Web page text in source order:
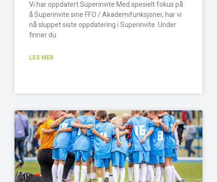
Vi har oppdatert Superinvite Med spesielt fokus på
å Superinvite sine FFO / Akademifunksjoner, har vi
nå sluppet siste oppdatering i Superinvite. Under
finner du
LES MER